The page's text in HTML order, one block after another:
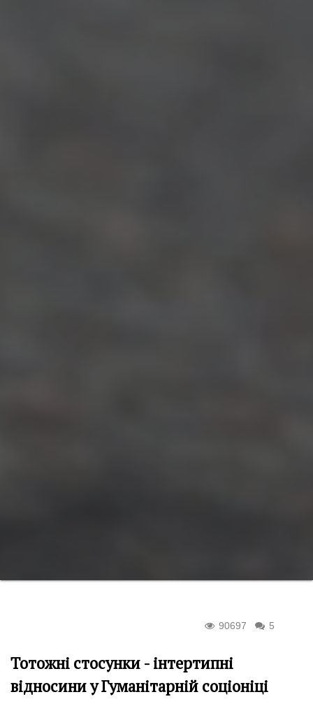
5
90697
Тотожні стосунки - інтертипні
відносини у Гуманітарній соціоніці